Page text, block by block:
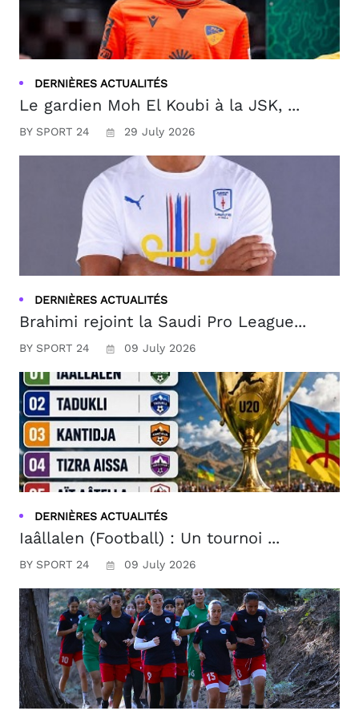
DERNIÈRES ACTUALITÉS
Le gardien Moh El Koubi à la JSK, ...
BY SPORT 24 29 July 2026
DERNIÈRES ACTUALITÉS
Brahimi rejoint la Saudi Pro League...
BY SPORT 24 09 July 2026
DERNIÈRES ACTUALITÉS
Iaâllalen (Football) : Un tournoi ...
BY SPORT 24 09 July 2026